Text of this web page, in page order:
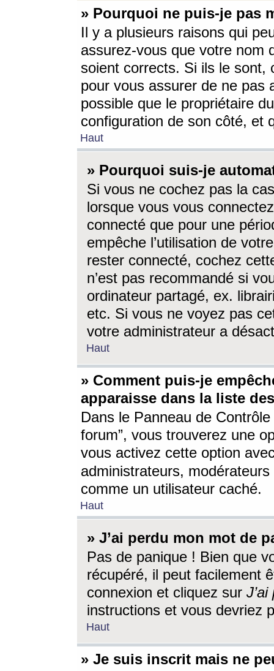
» Pourquoi ne puis-je pas
Il y a plusieurs raisons qui
assurez-vous que votre nom
soient corrects. Si ils le sont,
pour vous assurer de ne pas
possible que le propriétaire
configuration de son côté, et
Haut
» Pourquoi suis-je
Si vous ne cochez pas la
lorsque vous vous
connecté que pour une
empêche l’utilisation de
rester connecté, cochez
n’est pas recommandé si
ordinateur partagé, ex.
etc. Si vous ne voyez pas
votre administrateur a
Haut
» Comment puis-je
apparaisse dans la liste
Dans le Panneau de
forum”, vous trouverez une
vous activez cette option
administrateurs,
comme un utilisateur caché.
Haut
» J’ai perdu mon mot de
Pas de panique ! Bien que
récupéré, il peut facilement
connexion et cliquez sur
instructions et vous devriez
Haut
» Je suis inscrit mais ne